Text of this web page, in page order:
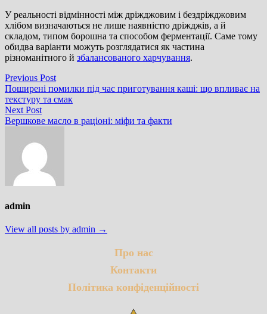
У реальності відмінності між дріжджовим і бездріжджовим
хлібом визначаються не лише наявністю дріжджів, а й
складом, типом борошна та способом ферментації. Саме тому
обидва варіанти можуть розглядатися як частина
різноманітного й збалансованого харчування.
Навігація
записів
Previous PostPrevious
post:
Поширені помилки під час приготування каші: що впливає на
текстуру та смак
Next PostNext
post:
Вершкове масло в раціоні: міфи та факти
admin
View all posts by admin →
Про нас
Контакти
Політика конфіденційності